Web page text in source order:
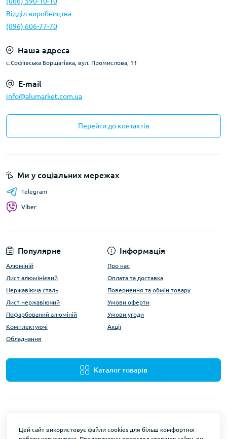
Відділ виробництва
(096) 606-77-70
Наша адреса
с.Софіївська Борщагівка, вул. Промислова, 11
E-mail
info@alumarket.com.ua
Перейти до контактів
Популярне
Алюміній
Лист алюмінієвий
Нержавіюча сталь
Лист нержавіючий
Пофарбований алюміній
Комплектуючі
Обладнання
Інформація
Про нас
Оплата та доставка
Повернення та обмін товару
Умови оферти
Умови угоди
Акції
Каталог товарів
Ми у соціальних мережах
Telegram
Viber
Цей сайт використовує файли cookies для більш комфортної